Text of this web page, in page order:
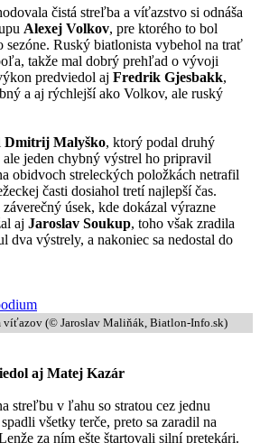
čistá streľba a víťazstvo si odnáša
Alexej Volkov, pre ktorého to bol
Ruský biatlonista vybehol na trať
takže mal dobrý prehľad o vývoji
predviedol aj Fredrik Gjesbakk,
a aj rýchlejší ako Volkov, ale ruský
Dmitrij Malyško, ktorý podal druhý
jeden chybný výstrel ho pripravil
obidvoch streleckých položkách netrafil
časti dosiahol tretí najlepší čas.
úsek, kde dokázal výrazne
aj Jaroslav Soukup, toho však zradila
dva výstrely, a nakoniec sa nedostal do
víťazov (© Jaroslav Maliňák, Biatlon-Info.sk)
aj Matej Kazár
streľbu v ľahu so stratou cez jednu
všetky terče, preto sa zaradil na
za ním ešte štartovali silní pretekári.